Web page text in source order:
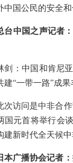
中国公民的安全
台中国之声记者
剑：中国和肯尼
建“一带一路”成
次访问是中非合
国元首将举行会
建新时代全天候
本广播协会记者